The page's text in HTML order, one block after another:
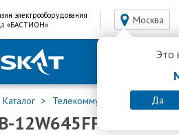
электрооборудования
«БАСТИОН» Москва
Это
Да
Каталог Телекоммуникационные
12W645FF-G